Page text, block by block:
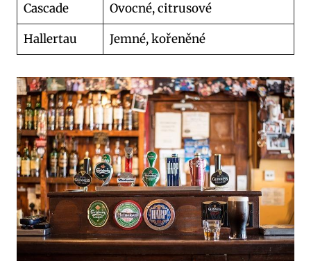
Cascade
Ovocné, citrusové
Hallertau
Jemné, kořeněné